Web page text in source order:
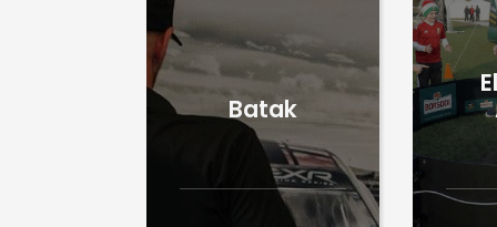
Batak